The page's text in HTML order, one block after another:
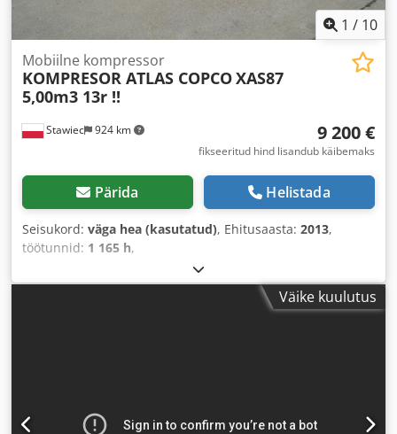
1 / 10
Stawiec 924 km
Mobiilne kompressor
KOMPRESOR ATLAS COPCOXAS87
5,00m3 13r !!
9 200 €
fikseeritud hind lisandub käibemaks
Pärida Helistada
Seisukord: väga hea (kasutatud), Ehitusaasta: 2013,
töötunnid: 1 165 h,
Väike kuulutus